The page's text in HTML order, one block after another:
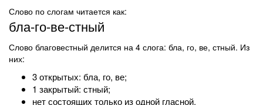
Слово по слогам читается как:
бла-го-ве-стный
Слово благовестный делится на 4 слога: бла, го, ве, стный. Из
них:
3 открытых: бла, го, ве;
1 закрытый: стный;
нет состоящих только из одной гласной.